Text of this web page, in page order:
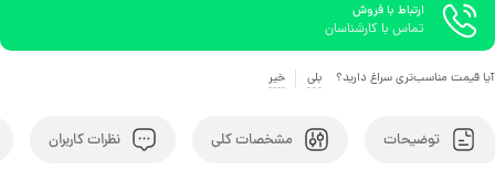
ارتباط با فروش
تماس با کارشناسان
آیا قیمت مناسب‌تری سراغ دارید؟ بلی خیر
توضیحات مشخصات کلی نظرات کاربران